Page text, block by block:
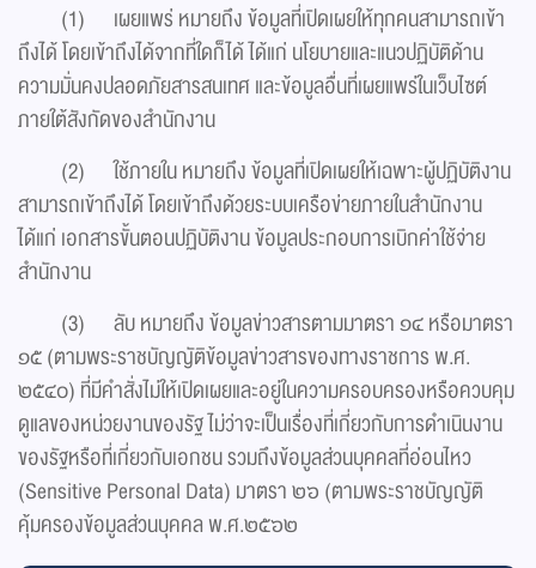
(1) เผยแพร่ หมายถึง ข้อมูลที่เปิดเผยให้ทุกคนสามารถเข้า
ถึงได้ โดยเข้าถึงได้จากที่ใดก็ได้ ได้แก่ นโยบายและแนวปฏิบัติด้าน
ความมั่นคงปลอดภัยสารสนเทศ และข้อมูลอื่นที่เผยแพร่ในเว็บไซต์
ภายใต้สังกัดของสำนักงาน
(2) ใช้ภายใน หมายถึง ข้อมูลที่เปิดเผยให้เฉพาะผู้ปฏิบัติงาน
สามารถเข้าถึงได้ โดยเข้าถึงด้วยระบบเครือข่ายภายในสำนักงาน
ได้แก่ เอกสารขั้นตอนปฏิบัติงาน ข้อมูลประกอบการเบิกค่าใช้จ่าย
สำนักงาน
(3) ลับ หมายถึง ข้อมูลข่าวสารตามมาตรา ๑๔ หรือมาตรา
๑๕ (ตามพระราชบัญญัติข้อมูลข่าวสารของทางราชการ พ.ศ.
๒๕๔๐) ที่มีคําสั่งไม่ให้เปิดเผยและอยู่ในความครอบครองหรือควบคุม
ดูแลของหน่วยงานของรัฐ ไม่ว่าจะเป็นเรื่องที่เกี่ยวกับการดําเนินงาน
ของรัฐหรือที่เกี่ยวกับเอกชน รวมถึงข้อมูลส่วนบุคคลที่อ่อนไหว
(Sensitive Personal Data) มาตรา ๒๖ (ตามพระราชบัญญัติ
คุ้มครองข้อมูลส่วนบุคคล พ.ศ.๒๕๖๒